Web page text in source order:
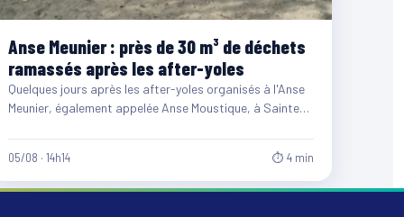
Anse Meunier : près de 30 m³ de déchets
ramassés après les after-yoles
Quelques jours après les after-yoles organisés à l'Anse
Meunier, également appelée Anse Moustique, à Sainte-
05/08 · 14h14 ⏱ 4 min